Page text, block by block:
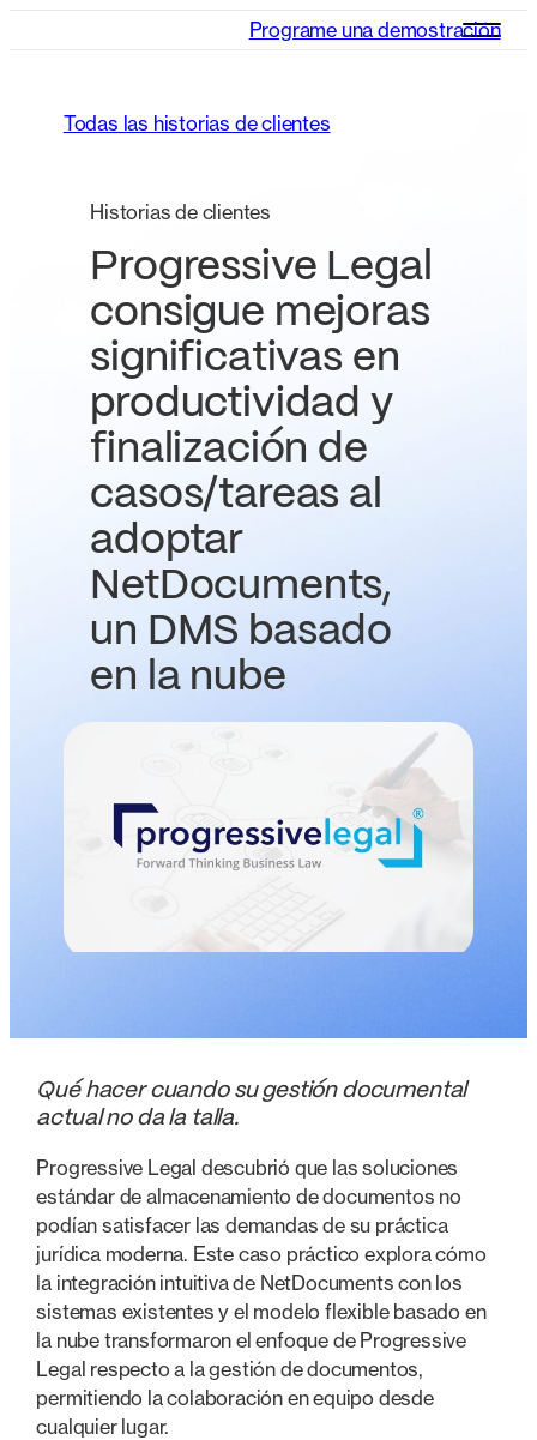
Programe una demostración
Todas las historias de clientes
Historias de clientes
Progressive Legal
consigue mejoras
significativas en
productividad y
finalización de
casos/tareas al
adoptar
NetDocuments,
un DMS basado
en la nube
Qué hacer cuando su gestión documental
actual no da la talla.
Progressive Legal descubrió que las soluciones
estándar de almacenamiento de documentos no
podían satisfacer las demandas de su práctica
jurídica moderna. Este caso práctico explora cómo
la integración intuitiva de NetDocuments con los
sistemas existentes y el modelo flexible basado en
la nube transformaron el enfoque de Progressive
Legal respecto a la gestión de documentos,
permitiendo la colaboración en equipo desde
cualquier lugar.